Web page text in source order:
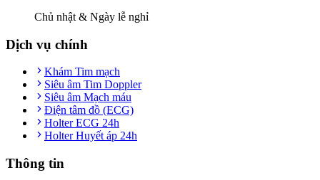
Chủ nhật & Ngày lễ nghỉ
Dịch vụ chính
Khám Tim mạch
Siêu âm Tim Doppler
Siêu âm Mạch máu
Điện tâm đồ (ECG)
Holter ECG 24h
Holter Huyết áp 24h
Thông tin